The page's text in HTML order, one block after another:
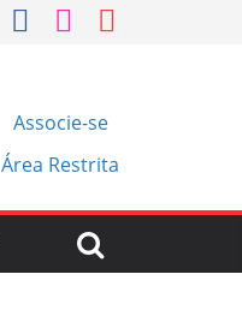
Associe-se
Área Restrita